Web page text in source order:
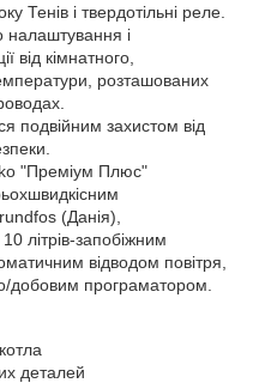
Тенів і твердотільні реле.
налаштування і
від кімнатного,
розташованих
подвійним захистом від
"Преміум Плюс"
(Данія),
літрів-запобіжним
відводом повітря,
добовим програматором.
деталей